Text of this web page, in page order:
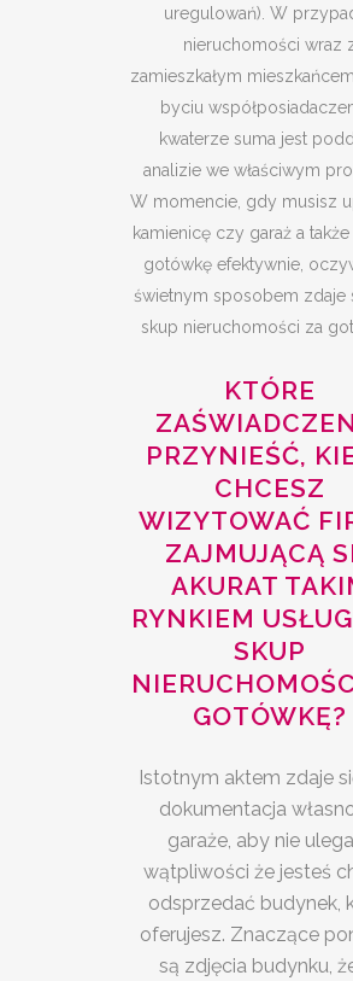
uregulowań). W
nieruchomości wraz
zamieszkałym
byciu
kwaterze suma jest
analizie we właściwym
W momencie, gdy musisz
kamienicę czy garaż a
gotówkę efektywnie,
świetnym sposobem zdaje
skup nieruchomości za
KTÓRE
PRZYNIEŚĆ,
CHCESZ
WIZYTOWAĆ
ZAJMUJĄCĄ
AKURAT
RYNKIEM
SKUP
GOTÓWKĘ?
Istotnym aktem zdaje
dokumentacja
garaże, aby nie
wątpliwości że jesteś
odsprzedać budynek,
oferujesz. Znaczące
są zdjęcia budynku,